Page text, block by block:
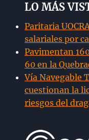
LO MÁS
Paritaria
salariales por
Pavimentan
60 en la
Vía Navegable
cuestionan la
riesgos del